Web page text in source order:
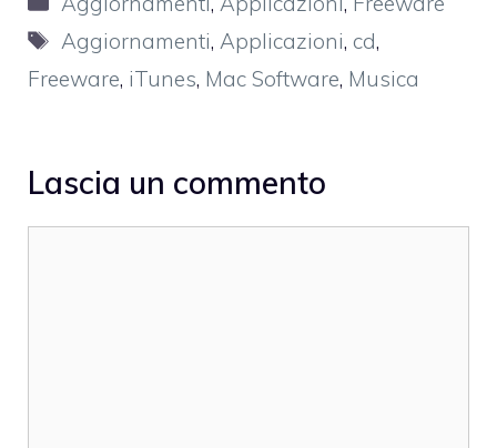
Tag
Aggiornamenti, Applicazioni, cd,
Freeware, iTunes, Mac Software, Musica
Lascia un commento